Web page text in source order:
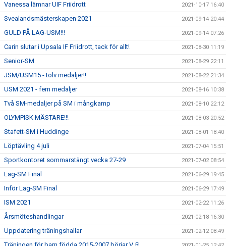
Vanessa lämnar UIF Friidrott 2021-10-17 16:40
Svealandsmästerskapen 2021 2021-09-14 20:44
GULD PÅ LAG-USM!!! 2021-09-14 07:26
Carin slutar i Upsala IF Friidrott, tack för allt! 2021-08-30 11:19
Senior-SM 2021-08-29 22:11
JSM/USM15 - tolv medaljer!! 2021-08-22 21:34
USM 2021 - fem medaljer 2021-08-16 10:38
Två SM-medaljer på SM i mångkamp 2021-08-10 22:12
OLYMPISK MÄSTARE!!! 2021-08-03 20:52
Stafett-SM i Huddinge 2021-08-01 18:40
Löptävling 4 juli 2021-07-04 15:51
Sportkontoret sommarstängt vecka 27-29 2021-07-02 08:54
Lag-SM Final 2021-06-29 19:45
Inför Lag-SM Final 2021-06-29 17:49
ISM 2021 2021-02-22 11:26
Årsmöteshandlingar 2021-02-18 16:30
Uppdatering träningshallar 2021-02-12 08:49